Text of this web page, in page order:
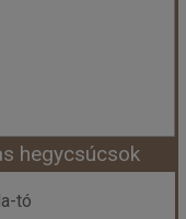
hegycsúcsok
tó